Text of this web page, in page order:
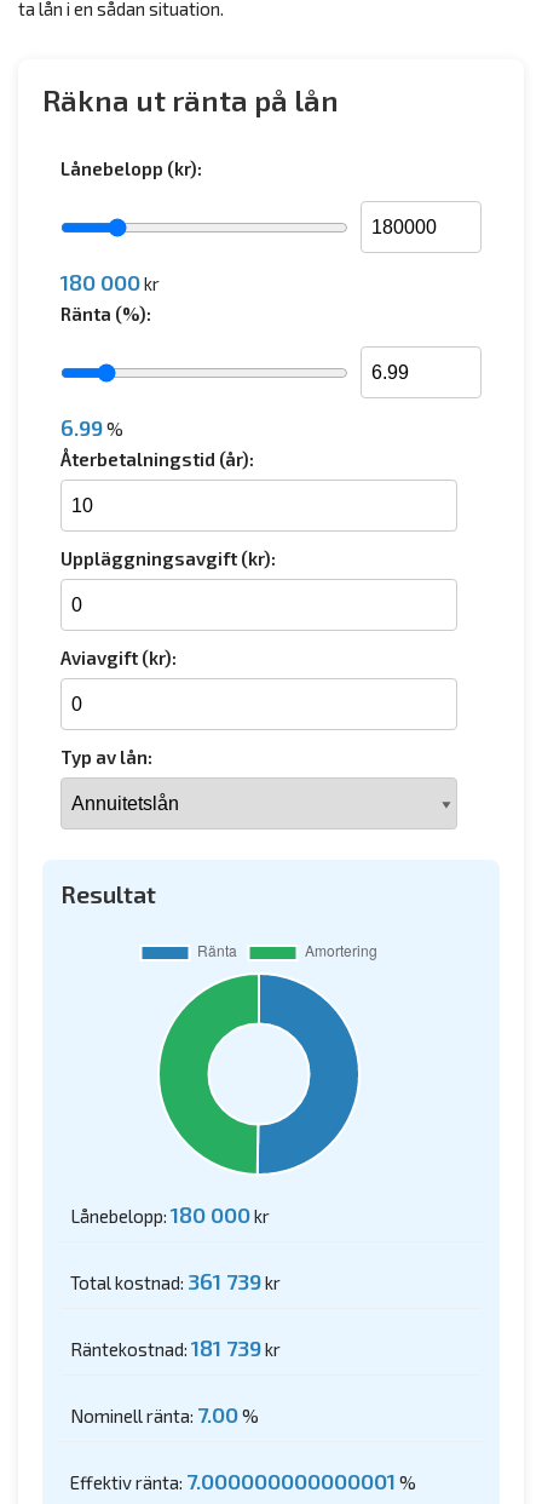
ta lån i en sådan situation.
Räkna ut ränta på lån
Lånebelopp (kr):
180 000kr
Ränta (%):
6.99%
Återbetalningstid (år):
Uppläggningsavgift (kr):
Aviavgift (kr):
Typ av lån:
Resultat
Lånebelopp: 180 000kr
Total kostnad: 361 739kr
Räntekostnad: 181 739kr
Nominell ränta: 7.00%
Effektiv ränta: 7.000000000000001 %